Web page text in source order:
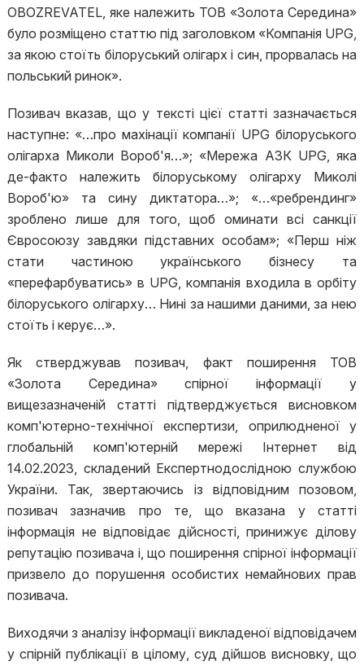
OBOZREVATEL, яке належить ТОВ «Золота Середина»
було розміщено статтю під заголовком «Компанія UPG,
за якою стоїть білоруський олігарх і син, прорвалась на
польський ринок».
Позивач вказав, що у тексті цієї статті зазначається
наступне: «…про махінації компанії UPG білоруського
олігарха Миколи Вороб'я…»; «Мережа АЗК UPG, яка
де-факто належить білоруському олігарху Миколі
Вороб'ю» та сину диктатора…»; «…«ребрендинг»
зроблено лише для того, щоб оминати всі санкції
Євросоюзу завдяки підставних особам»; «Перш ніж
стати частиною українського бізнесу та
«перефарбуватись» в UPG, компанія входила в орбіту
білоруського олігарху… Нині за нашими даними, за нею
стоїть і керує…».
Як стверджував позивач, факт поширення ТОВ
«Золота Середина» спірної інформації у
вищезазначеній статті підтверджується висновком
комп'ютерно-технічної експертизи, оприлюдненої у
глобальній комп'ютерній мережі Інтернет від
14.02.2023, складений Експертнодослідною службою
України. Так, звертаючись із відповідним позовом,
позивач зазначив про те, що вказана у статті
інформація не відповідає дійсності, принижує ділову
репутацію позивача і, що поширення спірної інформації
призвело до порушення особистих немайнових прав
позивача.
Виходячи з аналізу інформації викладеної відповідачем
у спірній публікації в цілому, суд дійшов висновку, що